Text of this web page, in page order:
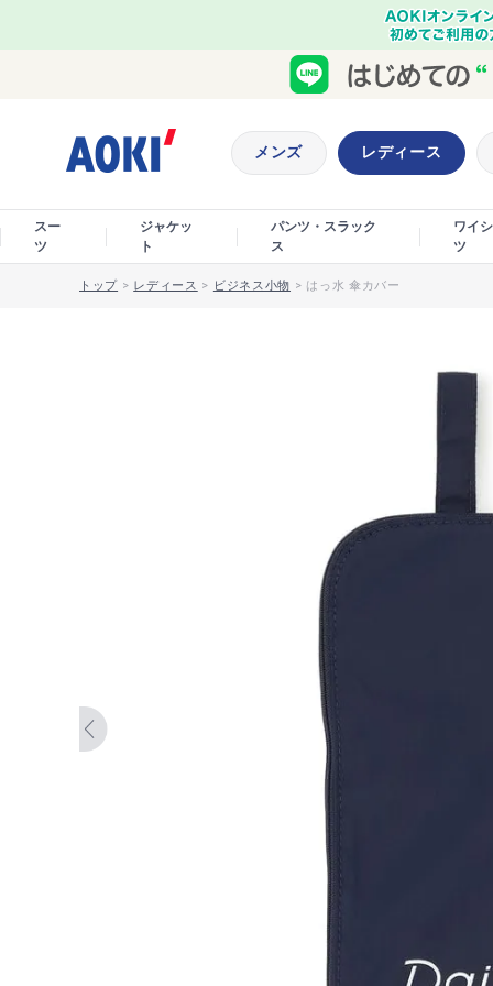
メンズ レディース
スー
ツ
ジャケッ
ト
パンツ・スラック
ス
ワイ
ツ
トップ > レディース > ビジネス小物 > はっ水 傘カバー